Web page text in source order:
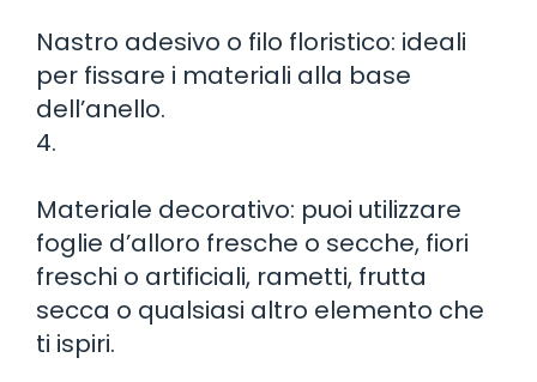
Nastro adesivo o filo floristico: ideali
per fissare i materiali alla base
dell’anello.
4.
Materiale decorativo: puoi utilizzare
foglie d’alloro fresche o secche, fiori
freschi o artificiali, rametti, frutta
secca o qualsiasi altro elemento che
ti ispiri.